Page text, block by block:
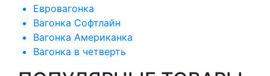
Евровагонка
Вагонка Софтлайн
Вагонка Американка
Вагонка в четверть